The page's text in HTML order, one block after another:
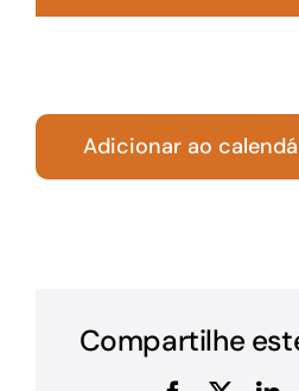
Adicionar ao
Compartilhe